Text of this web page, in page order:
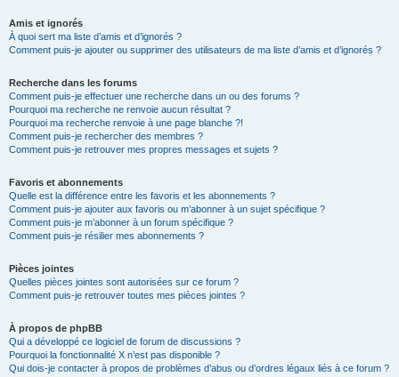
Amis et ignorés
À quoi sert ma liste d’amis et d’ignorés ?
Comment puis-je ajouter ou supprimer des utilisateurs de ma liste d’amis et d’ignorés ?
Recherche dans les forums
Comment puis-je effectuer une recherche dans un ou des forums ?
Pourquoi ma recherche ne renvoie aucun résultat ?
Pourquoi ma recherche renvoie à une page blanche ?!
Comment puis-je rechercher des membres ?
Comment puis-je retrouver mes propres messages et sujets ?
Favoris et abonnements
Quelle est la différence entre les favoris et les abonnements ?
Comment puis-je ajouter aux favoris ou m’abonner à un sujet spécifique ?
Comment puis-je m’abonner à un forum spécifique ?
Comment puis-je résilier mes abonnements ?
Pièces jointes
Quelles pièces jointes sont autorisées sur ce forum ?
Comment puis-je retrouver toutes mes pièces jointes ?
À propos de phpBB
Qui a développé ce logiciel de forum de discussions ?
Pourquoi la fonctionnalité X n’est pas disponible ?
Qui dois-je contacter à propos de problèmes d’abus ou d’ordres légaux liés à ce forum ?